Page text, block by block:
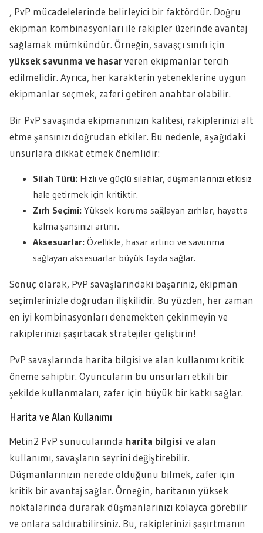
, PvP mücadelelerinde belirleyici bir faktördür. Doğru
ekipman kombinasyonları ile rakipler üzerinde avantaj
sağlamak mümkündür. Örneğin, savaşçı sınıfı için
yüksek savunma ve hasarveren ekipmanlar tercih
edilmelidir. Ayrıca, her karakterin yeteneklerine uygun
ekipmanlar seçmek, zaferi getiren anahtar olabilir.
Bir PvP savaşında ekipmanınızın kalitesi, rakiplerinizi alt
etme şansınızı doğrudan etkiler. Bu nedenle, aşağıdaki
unsurlara dikkat etmek önemlidir:
Silah Türü: Hızlı ve güçlü silahlar, düşmanlarınızı etkisiz
hale getirmek için kritiktir.
Zırh Seçimi: Yüksek koruma sağlayan zırhlar, hayatta
kalma şansınızı artırır.
Aksesuarlar: Özellikle, hasar artırıcı ve savunma
sağlayan aksesuarlar büyük fayda sağlar.
Sonuç olarak, PvP savaşlarındaki başarınız, ekipman
seçimlerinizle doğrudan ilişkilidir. Bu yüzden, her zaman
en iyi kombinasyonları denemekten çekinmeyin ve
rakiplerinizi şaşırtacak stratejiler geliştirin!
PvP savaşlarında harita bilgisi ve alan kullanımı kritik
öneme sahiptir. Oyuncuların bu unsurları etkili bir
şekilde kullanmaları, zafer için büyük bir katkı sağlar.
Harita ve Alan Kullanımı
Metin2 PvP sunucularında harita bilgisi ve alan
kullanımı, savaşların seyrini değiştirebilir.
Düşmanlarınızın nerede olduğunu bilmek, zafer için
kritik bir avantaj sağlar. Örneğin, haritanın yüksek
noktalarında durarak düşmanlarınızı kolayca görebilir
ve onlara saldırabilirsiniz. Bu, rakiplerinizi şaşırtmanın